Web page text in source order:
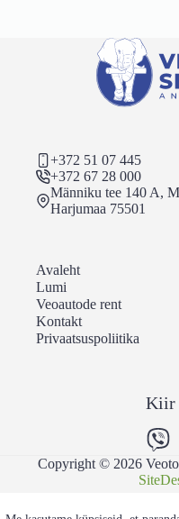
+372 51 07 445
+372 67 28 000
Männiku tee 140 A,
Harjumaa 75501
Avaleht
Lumi
Veoautode rent
Kontakt
Privaatsuspoliitika
Kiir
Copyright © 2026